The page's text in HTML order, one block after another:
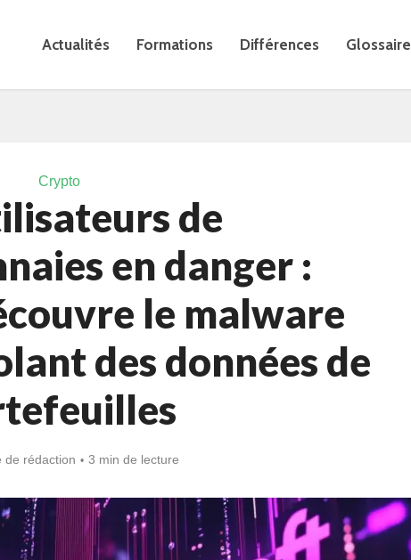
Actualités Formations Différences Glossaire
Crypto
de
en danger :
le malware
des données de
de rédaction 3 min de lecture